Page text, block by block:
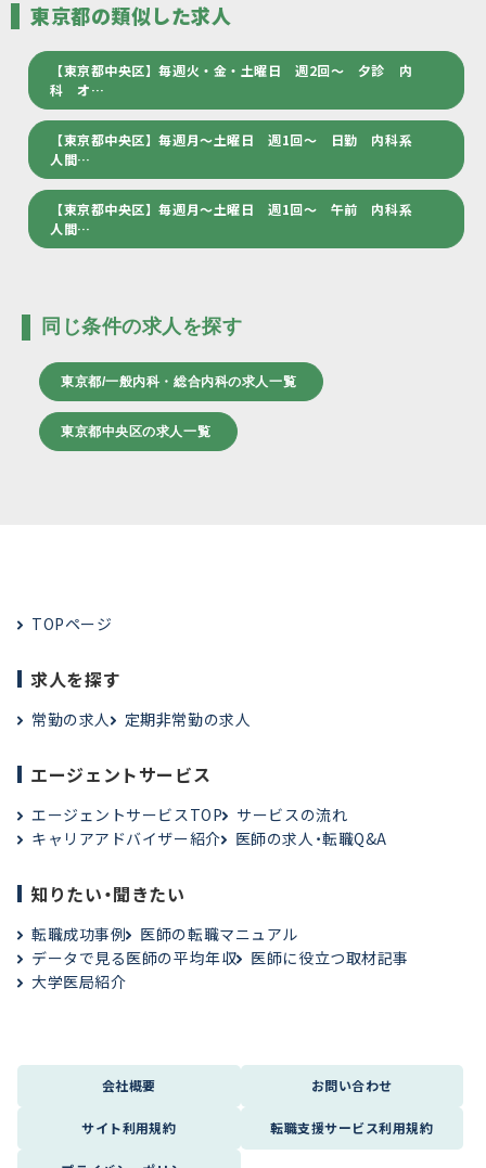
東京都の類似した求人
【東京都中央区】毎週火・金・土曜日 週2回～ 夕診 内
科 オ…
【東京都中央区】毎週月～土曜日 週1回～ 日勤 内科系
人間…
【東京都中央区】毎週月～土曜日 週1回～ 午前 内科系
人間…
同じ条件の求人を探す
東京都/一般内科・総合内科の求人一覧
東京都中央区の求人一覧
TOPページ
求人を探す
常勤の求人 定期非常勤の求人
エージェントサービス
エージェントサービスTOP
サービスの流れ
キャリアアドバイザー紹介
医師の求人・転職Q&A
知りたい・聞きたい
転職成功事例
医師の転職マニュアル
データで見る医師の平均年収
医師に役立つ取材記事
大学医局紹介
会社概要 お問い合わせ
サイト利用規約 転職支援サービス利用規約